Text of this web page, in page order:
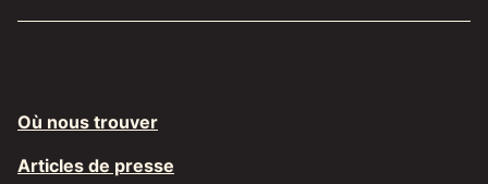
Où nous trouver
Articles de presse